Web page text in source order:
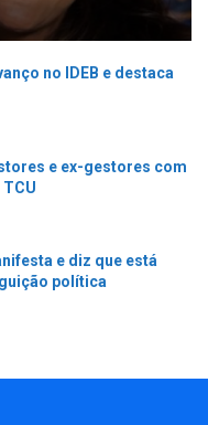
no IDEB e destaca
e ex-gestores com
e diz que está
política